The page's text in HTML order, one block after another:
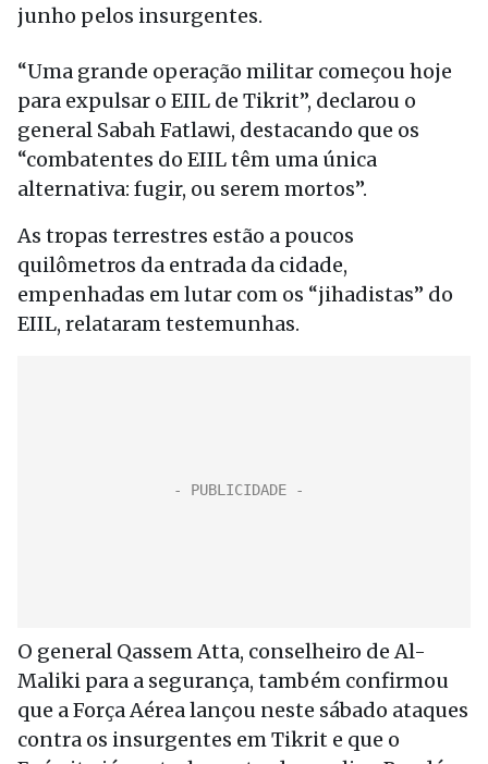
junho pelos insurgentes.
“Uma grande operação militar começou hoje
para expulsar o EIIL de Tikrit”, declarou o
general Sabah Fatlawi, destacando que os
“combatentes do EIIL têm uma única
alternativa: fugir, ou serem mortos”.
As tropas terrestres estão a poucos
quilômetros da entrada da cidade,
empenhadas em lutar com os “jihadistas” do
EIIL, relataram testemunhas.
O general Qassem Atta, conselheiro de Al-
Maliki para a segurança, também confirmou
que a Força Aérea lançou neste sábado ataques
contra os insurgentes em Tikrit e que o